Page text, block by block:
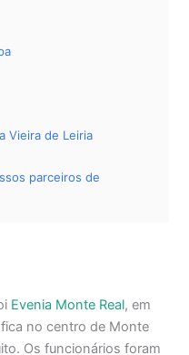
Vieira de Leiria
parceiros de
Evenia Monte Real, em
no centro de Monte
Os funcionários foram